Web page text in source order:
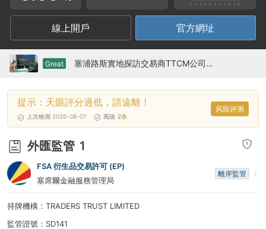
4
5
6
7
8
9
7
8
9
1
2
3
4
5
6
7
8
9
線上開戶 官方網址
Great 塞浦路斯實地探訪交易商TTCM公司 公司辦公規模較大經營狀況良好
提示：天眼評分過低，請遠離！
上次檢測 2026-08-07 風險 2条
风险评测
外匯監管 1
FSA 衍生品交易許可 (EP)
塞席爾金融服務管理局
離岸監管
持牌機構：TRADERS TRUST LIMITED
監管證號：SD141